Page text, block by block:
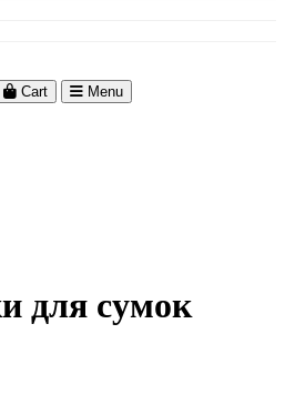
Cart Menu
для сумок